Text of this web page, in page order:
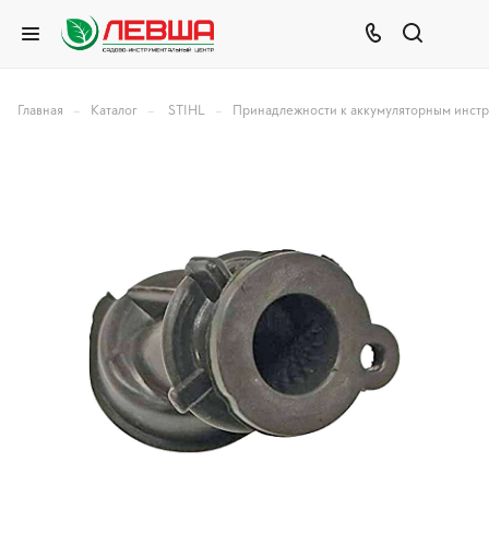
Главная – Каталог – STIHL – Принадлежности к аккумуляторным